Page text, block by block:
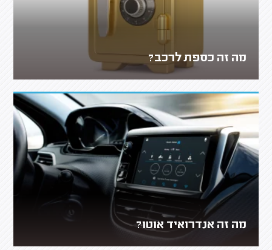
מה זה כספת לרכב?
מה זה אנדרואיד אוטו?